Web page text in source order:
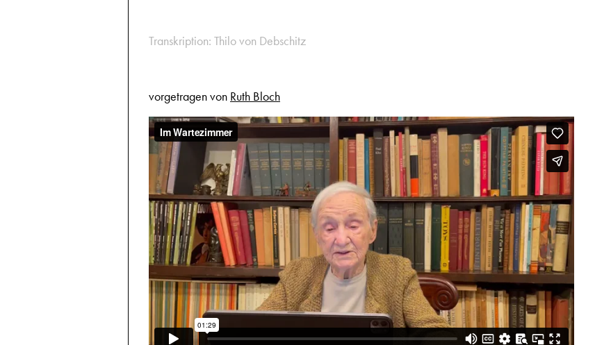
Transkription: Thilo von Debschitz
vorgetragen von Ruth Bloch